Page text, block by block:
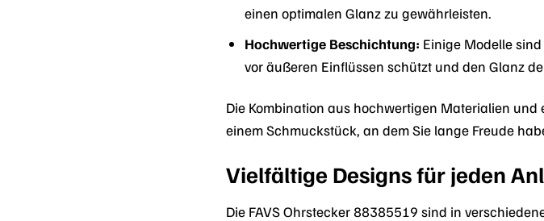
einen optimalen Glanz zu gewährleisten.
Hochwertige Beschichtung: Einige Modelle
vor äußeren Einflüssen schützt und den Glanz
Die Kombination aus hochwertigen Materialien
einem Schmuckstück, an dem Sie lange Freude
Vielfältige Designs für jeden
Die FAVS Ohrstecker 88385519 sind in